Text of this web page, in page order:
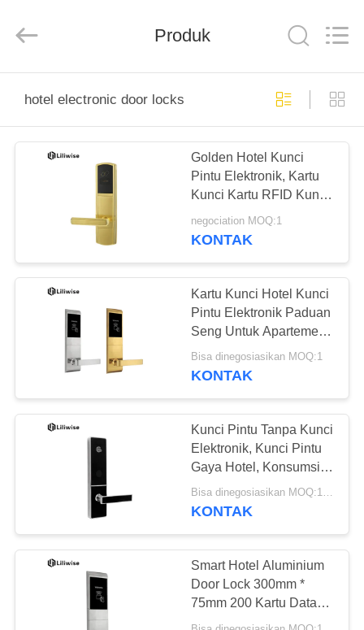
PRODUK
TENTANG
TUR
PABRIK
KONTROL
KUALITAS
HUBUNGI
NEWS
SITEMAP
Technology
Limited.
Reserved.
Produk
hotel electronic door locks
Golden Hotel Kunci
Pintu Elektronik, Kartu
Kunci Kartu RFID Kunci
Pintu Untuk Hotel
negociation MOQ:1
KONTAK
Kartu Kunci Hotel Kunci
Pintu Elektronik Paduan
Seng Untuk Apartemen
Hunian
Bisa dinegosiasikan MOQ:1
KONTAK
Kunci Pintu Tanpa Kunci
Elektronik, Kunci Pintu
Gaya Hotel, Konsumsi
Daya Rendah
Bisa dinegosiasikan MOQ:1 PC
KONTAK
Smart Hotel Aluminium
Door Lock 300mm *
75mm 200 Kartu Data
Kapasitas